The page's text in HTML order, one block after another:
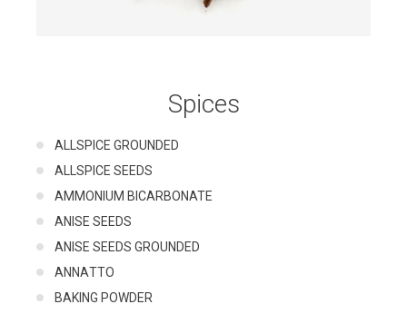
Spices
ALLSPICE GROUNDED
ALLSPICE SEEDS
AMMONIUM BICARBONATE
ANISE SEEDS
ANISE SEEDS GROUNDED
AΝΝΑTΤΟ
BAKING POWDER